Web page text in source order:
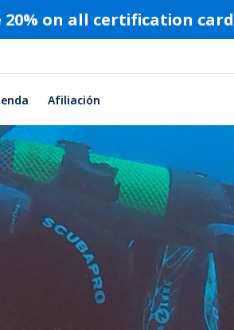
20% on all certification
Afiliación